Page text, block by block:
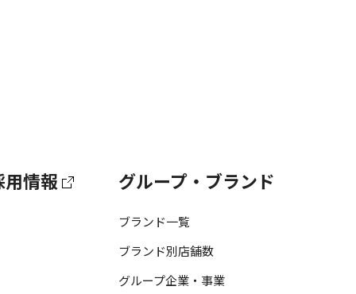
用情報 グループ・ブランド
ブランド一覧
ブランド別店舗数
グループ企業・事業